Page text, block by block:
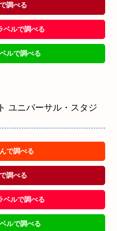
調べる
ベルで調べる
ルで調べる
ユニバーサル・スタジ
で調べる
調べる
ベルで調べる
ルで調べる